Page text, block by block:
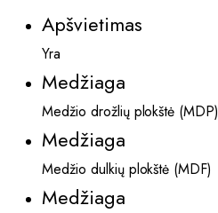
Apšvietimas
Yra
Medžiaga
Medžio drožlių plokštė (MDP)
Medžiaga
Medžio dulkių plokštė (MDF)
Medžiaga